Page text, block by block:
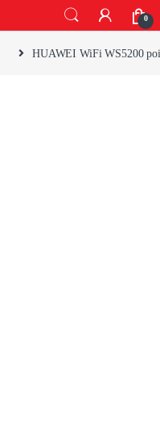
0
HUAWEI WiFi WS5200